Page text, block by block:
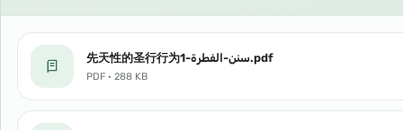
先天性的圣行行为سنن-الفطرة-1.pdf
PDF · 288 KB